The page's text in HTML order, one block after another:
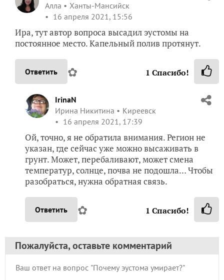
Алла
Ханты-Мансийск
16 апреля 2021, 15:56
Ира, тут автор вопроса высадил эустомы на
постоянное место. Капельный полив протянут.
Ответить ✿ 1 Спасибо!
IrinaN
Ирина Никитина
Киреевск
16 апреля 2021, 17:39
Ой, точно, я не обратила внимания. Регион не
указан, где сейчас уже можно высаживать в
грунт. Может, перебаливают, может смена
температур, солнце, почва не подошла… Чтобы
разобраться, нужна обратная связь.
Ответить ✿ 1 Спасибо!
Пожалуйста, оставьте комментарий